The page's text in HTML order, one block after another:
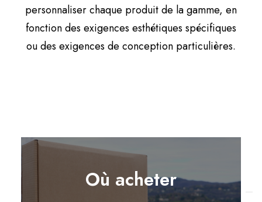
personnaliser chaque produit de la gamme, en
fonction des exigences esthétiques spécifiques
ou des exigences de conception particulières.
Où acheter